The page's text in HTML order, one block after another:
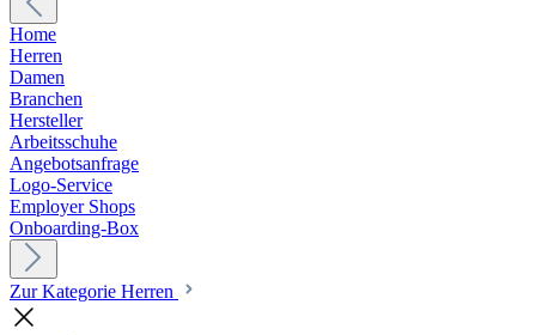
Home
Herren
Damen
Branchen
Hersteller
Arbeitsschuhe
Angebotsanfrage
Logo-Service
Employer Shops
Onboarding-Box
Zur Kategorie Herren